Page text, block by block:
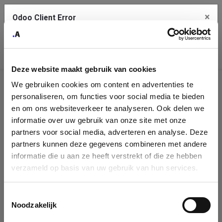
Deze website maakt gebruik van cookies
We gebruiken cookies om content en advertenties te
personaliseren, om functies voor social media te bieden
en om ons websiteverkeer te analyseren. Ook delen we
informatie over uw gebruik van onze site met onze
partners voor social media, adverteren en analyse. Deze
partners kunnen deze gegevens combineren met andere
informatie die u aan ze heeft verstrekt of die ze hebben
verzameld op basis van uw gebruik van hun services.
Noodzakelijk
Company
Identification
Please fill in your company details
You can search a company in our database by name, VAT or
enterprise ID. When a company is selected it will auto-complete the
form. If you don't find your company in our database, you can create
Odoo Client Error ×
service.
See details
Ok